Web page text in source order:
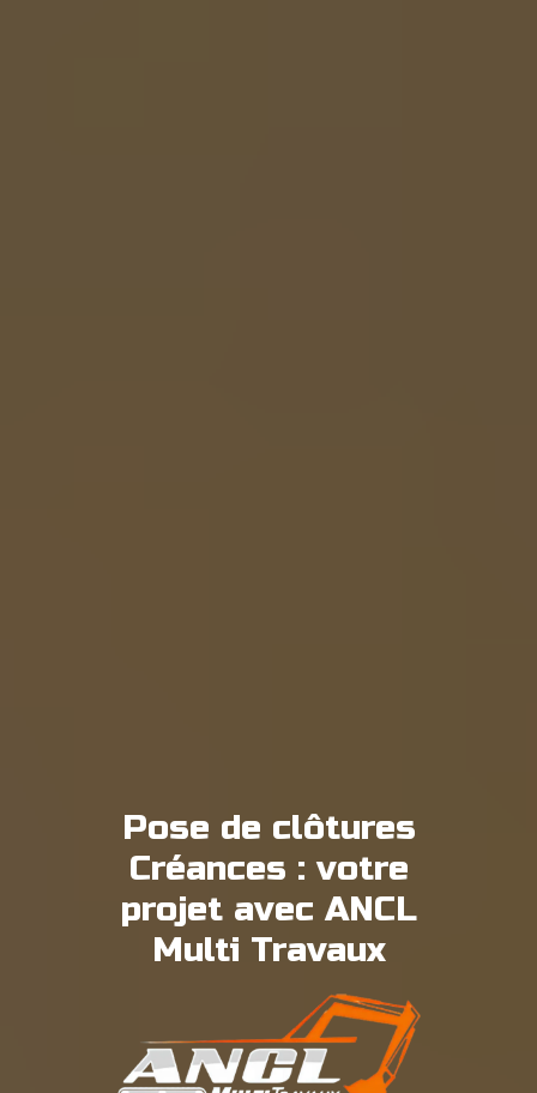
Pose de clôtures
Créances : votre
projet avec ANCL
Multi Travaux